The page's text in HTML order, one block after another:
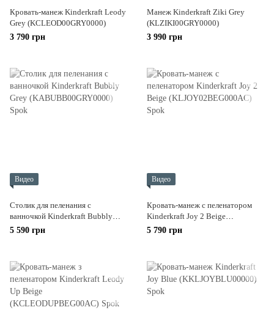
Кровать-манеж Kinderkraft Leody
Grey (KCLEOD00GRY0000)
3 790 грн
Манеж Kinderkraft Ziki Grey
(KLZIKI00GRY0000)
3 990 грн
Видео
Столик для пеленания с
ванночкой Kinderkraft Bubbly
Grey (KABUBB00GRY0000)
5 590 грн
Видео
Кровать-манеж с пеленатором
Kinderkraft Joy 2 Beige
(KLJOY02BEG000AC)
5 790 грн